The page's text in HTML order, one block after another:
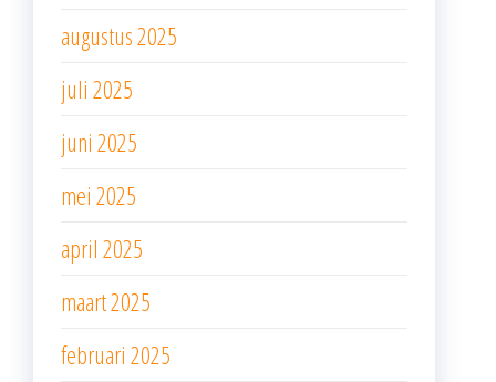
augustus 2025
juli 2025
juni 2025
mei 2025
april 2025
maart 2025
februari 2025